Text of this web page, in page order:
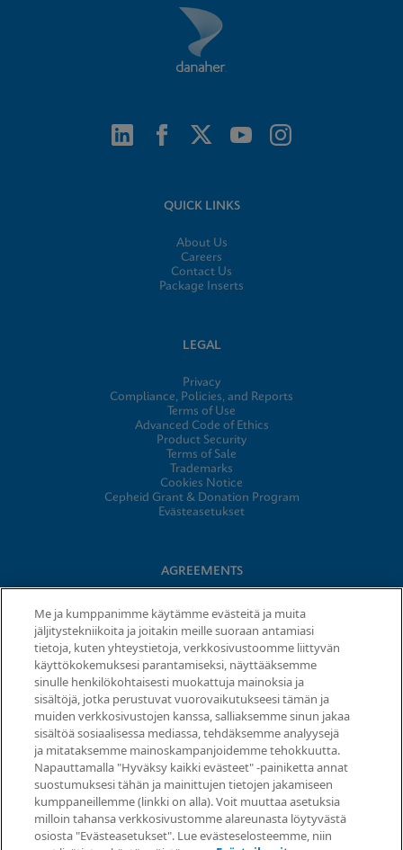
QUICK LINKS
About Us
Careers
Contact Us
Package Inserts
LEGAL
Privacy
Compliance, Policies, and Reports
Terms of Use
Advanced Code of Ethics
Product Security
Terms of Sale
Trademarks
Cookies Notice
Cepheid Grant & Donation Program
Evästeasetukset
AGREEMENTS
Data Processing Agreement
Partner Communities
Information Security Terms and Conditions
© 2026 Cepheid. Cepheid®, the Cepheid logo, GeneXpert®,
Xpert®, and I-CORE® are trademarks of Cepheid, registered in
the U.S. and other countries.
Me ja kumppanimme käytämme evästeitä ja muita
jäljitystekniikoita ja joitakin meille suoraan antamiasi
tietoja, kuten yhteystietoja, verkkosivustoomme liittyvän
käyttökokemuksesi parantamiseksi, näyttääksemme
sinulle henkilökohtaisesti muokattuja mainoksia ja
sisältöjä, jotka perustuvat vuorovaikutukseesi tämän ja
muiden verkkosivustojen kanssa, salliaksemme sinun jakaa
sisältöä sosiaalisessa mediassa, tehdäksemme analyysejä
ja mitataksemme mainoskampanjoidemme tehokkuutta.
Napauttamalla "Hyväksy kaikki evästeet" -painiketta annat
suostumuksesi tähän ja mainittujen tietojen jakamiseen
kumppaneillemme (linkki on alla). Voit muuttaa asetuksia
milloin tahansa verkkosivustomme alareunasta löytyvästä
osiosta "Evästeasetukset". Lue evästeselosteemme, niin